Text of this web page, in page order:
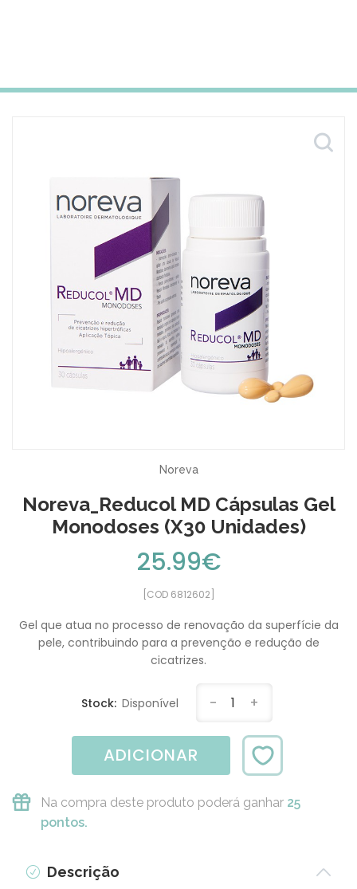
Noreva
Noreva_Reducol MD Cápsulas Gel
Monodoses (x30 Unidades)
25.99€
[COD 6812602]
Gel que atua no processo de renovação da superfície da
pele, contribuindo para a prevenção e redução de
cicatrizes.
Stock: Disponível - 1 +
ADICIONAR
Na compra deste produto poderá ganhar 25
pontos.
Descrição